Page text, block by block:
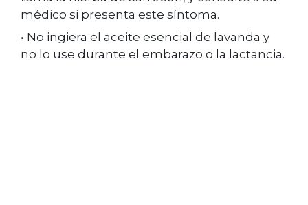
médico si presenta este síntoma.
• No ingiera el aceite esencial de lavanda y
no lo use durante el embarazo o la lactancia.